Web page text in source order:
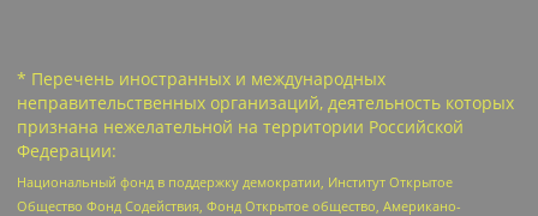
* Перечень иностранных и международных
неправительственных организаций, деятельность которых
признана нежелательной на территории Российской
Федерации:
Национальный фонд в поддержку демократии, Институт Открытое
Общество Фонд Содействия, Фонд Открытое общество, Американо-